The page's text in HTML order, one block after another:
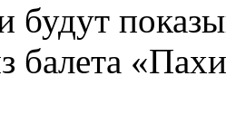
будут
балета